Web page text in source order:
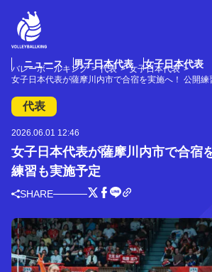
ニュース 男子日本代表 女子日本代表
バレーボールキング 代表
女子日本代表
女子日本代表が薩摩川内市で合宿を実施へ！ 公開練
代表
2026.06.01 12:46
女子日本代表が薩摩川内市で合宿
練習も実施予定
SHARE